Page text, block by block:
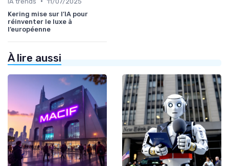
Kering mise sur l’IA pour
réinventer le luxe à
l’européenne
À lire aussi